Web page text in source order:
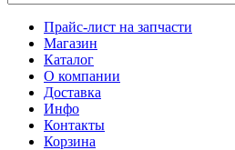
Прайс-лист на запчасти
Магазин
Каталог
О компании
Доставка
Инфо
Контакты
Корзина